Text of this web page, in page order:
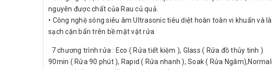
nguyên được chất của Rau củ quả.
• Công nghệ sóng siêu âm Ultrasonic tiêu diệt hoàn toàn vi khuẩn và
sạch cặn bẩn trên bề mặt vật rửa
7 chương trình rửa : Eco ( Rửa tiết kiệm ), Glass ( Rửa đồ thủy tinh )
90min ( Rửa 90 phút ), Rapid ( Rửa nhanh ), Soak ( Rửa